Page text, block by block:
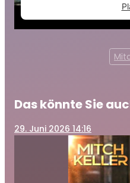
Das könnte Sie
29. Juni 2026 14:16